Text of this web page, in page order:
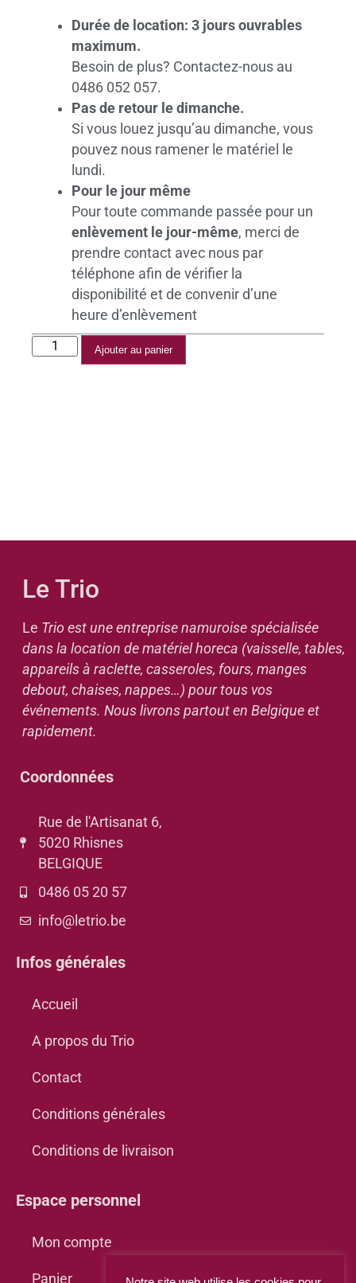
Durée de location: 3 jours ouvrables
maximum.
Besoin de plus? Contactez-nous au
0486 052 057.
Pas de retour le dimanche.
Si vous louez jusqu’au dimanche, vous
pouvez nous ramener le matériel le
lundi.
Pour le jour même
Pour toute commande passée pour un
enlèvement le jour-même, merci de
prendre contact avec nous par
téléphone afin de vérifier la
disponibilité et de convenir d’une
heure d’enlèvement
Ajouter au panier
Le Trio
Le Trio est une entreprise namuroise spécialisée
dans la location de matériel horeca (vaisselle, tables,
appareils à raclette, casseroles, fours, manges
debout, chaises, nappes…) pour tous vos
événements. Nous livrons partout en Belgique et
rapidement.
Coordonnées
Rue de l'Artisanat 6,
5020 Rhisnes
BELGIQUE
0486 05 20 57
info@letrio.be
Infos générales
Accueil
A propos du Trio
Contact
Conditions générales
Conditions de livraison
Espace personnel
Mon compte
Panier